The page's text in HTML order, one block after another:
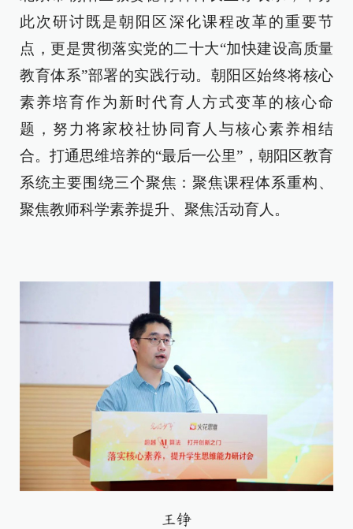
此次研讨既是朝阳区深化课程改革的重要节
点，更是贯彻落实党的二十大“加快建设高质量
教育体系”部署的实践行动。朝阳区始终将核心
素养培育作为新时代育人方式变革的核心命
题，努力将家校社协同育人与核心素养相结
合。打通思维培养的“最后一公里”，朝阳区教育
系统主要围绕三个聚焦：聚焦课程体系重构、
聚焦教师科学素养提升、聚焦活动育人。
王铮